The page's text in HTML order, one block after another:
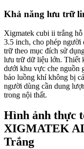
Khả năng lưu trữ
Xigmatek cubi ii trắng
3.5 inch, cho phép người
trữ theo mục đích sử
lưu trữ dữ liệu lớn. Thiết
dưới khu vực che nguồn
bảo luồng khí không bị
người dùng cần dung
trong nội thất.
Hình ảnh thực
XIGMATEK
Trắng